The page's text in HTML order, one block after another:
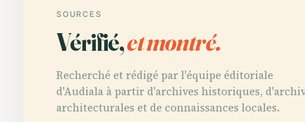
SOURCES
Vérifié,et montré.
Recherché et rédigé par l'équipe éditoriale
d'Audiala à partir d'archives historiques,
architecturales et de connaissances locales.